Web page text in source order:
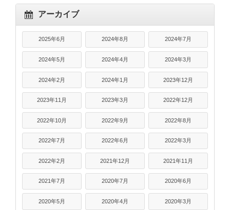
アーカイブ
2025年6月 2024年8月 2024年7月
2024年5月 2024年4月 2024年3月
2024年2月 2024年1月 2023年12月
2023年11月 2023年3月 2022年12月
2022年10月 2022年9月 2022年8月
2022年7月 2022年6月 2022年3月
2022年2月 2021年12月 2021年11月
2021年7月 2020年7月 2020年6月
2020年5月 2020年4月 2020年3月